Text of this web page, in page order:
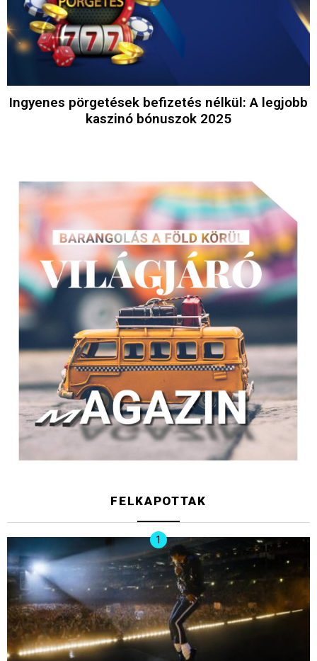
Ingyenes pörgetések befizetés nélkül: A legjobb
kaszinó bónuszok 2025
FELKAPOTTAK